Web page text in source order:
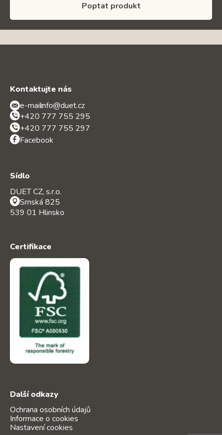
Poptat produkt
Kontaktujte nás
e-mail:info@duet.cz
+420 777 755 295
+420 777 755 297
Facebook
Sídlo
DUET CZ, s.r.o.
Srnská 825
539 01 Hlinsko
Certifikace
Další odkazy
Ochrana osobních údajů
Informace o cookies
Nastavení cookies